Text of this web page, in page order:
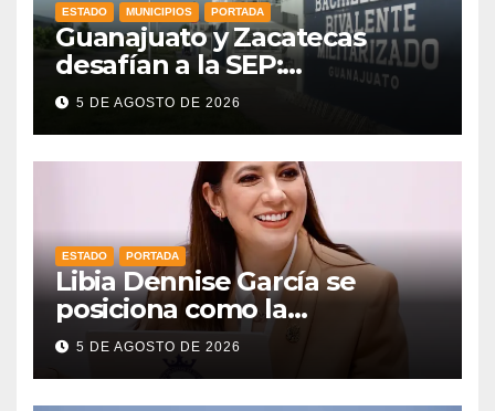
ESTADO MUNICIPIOS PORTADA
Guanajuato y Zacatecas
desafían a la SEP:
mantendrán en operación
sus prepas militarizadas
5 DE AGOSTO DE 2026
ESTADO PORTADA
Libia Dennise García se
posiciona como la
gobernadora mejor evaluada
del país, según CE Research
5 DE AGOSTO DE 2026